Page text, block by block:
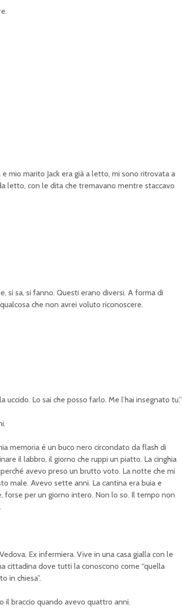
mio marito Jack era già a letto, mi sono ritrovata a
letto, con le dita che tremavano mentre staccavo
si sa, si fanno. Questi erano diversi. A forma di
che non avrei voluto riconoscere.
uccido. Lo sai che posso farlo. Me l’hai insegnato tu.”
memoria è un buco nero circondato da flash di
il labbro, il giorno che ruppi un piatto. La cinghia
perché avevo preso un brutto voto. La notte che mi
male. Avevo sette anni. La cantina era buia e
forse per un giorno intero. Non lo so. Il tempo non
Ex infermiera. Vive in una casa gialla con le
cittadina dove tutti la conoscono come “quella
in chiesa”.
il braccio quando avevo quattro anni.